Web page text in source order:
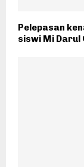
Pelepasan
siswi Mi Darul